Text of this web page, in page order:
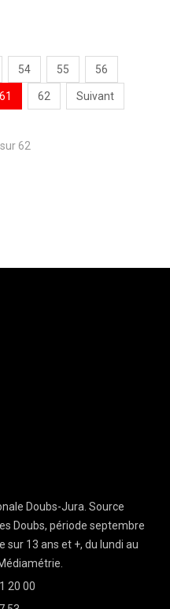
54 55 56
61 62 Suivant
62
Doubs-Jura. Source
Doubs, période septembre
sur 13 ans et +, du lundi au
20 00